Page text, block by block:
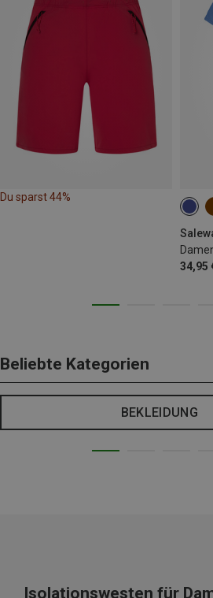
Du sparst 44%
34,95
XS
Beliebte Kategorien
BEKLEIDUNG
Isolationswesten für